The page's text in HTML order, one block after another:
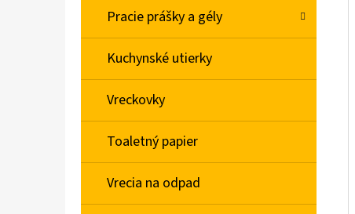
Pracie prášky a gély
Kuchynské utierky
Vreckovky
Toaletný papier
Vrecia na odpad
BABA SPRCHOVÝ GÉL MACARON SLADKÁ
MANDĽA 400ML
€2,06